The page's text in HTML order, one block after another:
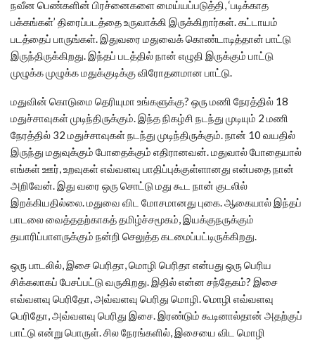
நவீன பெண்களின் பிரச்னைகளை மைய்யப்படுத்தி, ‘படிக்காத
பக்கங்கள்’ திரைப்படத்தை உருவாக்கி இருக்கிறார்கள். கட்டாயம்
படத்தைப் பாருங்கள். இதுவரை மதுவைக் கொண்டாடித்தான் பாட்டு
இருந்திருக்கிறது. இந்தப் படத்தில் நான் எழுதி இருக்கும் பாட்டு
முழுக்க முழுக்க மதுக்குடிக்கு விரோதனமான பாட்டு.
மதுவின் கொடுமை தெரியுமா உங்களுக்கு? ஒரு மணி நேரத்தில் 18
மதுச்சாவுகள் முடிந்திருக்கும். இந்த நிகழ்சி நடந்து முடியும் 2 மணி
நேரத்தில் 32 மதுச்சாவுகள் நடந்து முடிந்திருக்கும். நான் 10 வயதில்
இருந்து மதுவுக்கும் போதைக்கும் எதிரானவன். மதுவால் போதையால்
எங்கள் ஊர், உறவுகள் எவ்வளவு பாதிப்புக்குள்ளானது என்பதை நான்
அறிவேன். இது வரை ஒரு சொட்டு மது கூட நான் குடலில்
இறக்கியதில்லை. மதுவை விட மோசமானது புகை. ஆகையால் இந்தப்
பாடலை வைத்ததற்காகத் தமிழ்ச்சமூகம், இயக்குநருக்கும்
தயாரிப்பாளருக்கும் நன்றி செலுத்த கடமைப்பட்டிருக்கிறது.
ஒரு பாடலில், இசை பெரிதா, மொழி பெரிதா என்பது ஒரு பெரிய
சிக்கலாகப் பேசப்பட்டு வருகிறது. இதில் என்ன சந்தேகம்? இசை
எவ்வளவு பெரிதோ, அவ்வளவு பெரிது மொழி. மொழி எவ்வளவு
பெரிதோ, அவ்வளவு பெரிது இசை. இரண்டும் கூடினால்தான் அதற்குப்
பாட்டு என்று பொருள். சில நேரங்களில், இசையை விட மொழி